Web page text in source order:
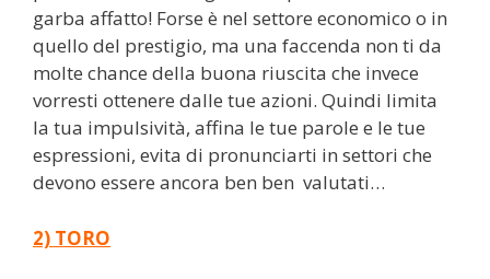
garba affatto! Forse è nel settore economico o in
quello del prestigio, ma una faccenda non ti da
molte chance della buona riuscita che invece
vorresti ottenere dalle tue azioni. Quindi limita
la tua impulsività, affina le tue parole e le tue
espressioni, evita di pronunciarti in settori che
devono essere ancora ben ben valutati…
2) TORO